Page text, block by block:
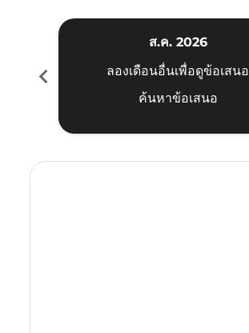
chevron_left
ส.ค. 2026
ลองเดือนอื่นเพื่อดูข้อเสนอ
ค้นหาข้อเสนอ